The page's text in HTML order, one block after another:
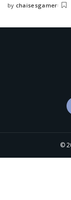
Posted
by chaisesgamer
©